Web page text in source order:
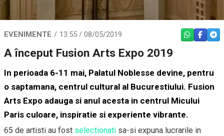
EVENIMENTE 13:55 / 08/05/2019 WHATSAPP
A început Fusion Arts Expo 2019
In perioada 6-11 mai, Palatul Noblesse devine, pentru
o saptamana, centrul cultural al Bucurestiului. Fusion
Arts Expo adauga si anul acesta in centrul Micului
Paris culoare, inspiratie si experiente vibrante.
65 de artisti au fost selectionati sa-si expuna lucrarile in